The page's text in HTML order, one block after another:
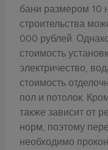
бани размером 10
строительства
000 рублей.
стоимость
электричество,
стоимость
пол и потолок.
также зависит от
норм, поэтому
необходимо